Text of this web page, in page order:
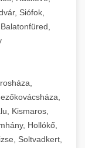
Siófok,
Kismaros,
Hollókő,
Soltvadkert,